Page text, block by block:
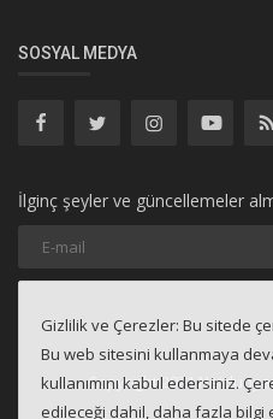
SOSYAL MEDYA
İlginç şeyler ve güncellemeler
Copyright 2021
Gizlilik ve Çerezler: Bu sitede
Bu web sitesini kullanmaya
kullanımını kabul edersiniz.
edileceği dahil, daha fazla bilgi